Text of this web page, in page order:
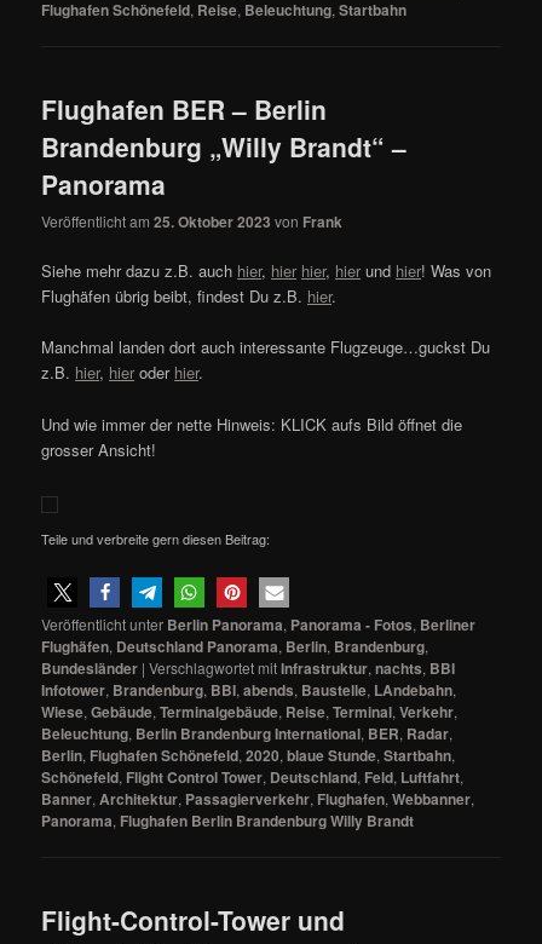
Flughafen Schönefeld, Reise, Beleuchtung,Startbahn
Flughafen BER – Berlin
Brandenburg „Willy Brandt“ –
Panorama
Veröffentlicht am25. Oktober 2023 von Frank
Siehe mehr dazu z.B. auch hier, hier hier, hier und hier! Was von
Flughäfen übrig beibt, findest Du z.B. hier.
Manchmal landen dort auch interessante Flugzeuge…guckst Du
z.B. hier, hier oder hier.
Und wie immer der nette Hinweis: KLICK aufs Bild öffnet die
grosser Ansicht!
Teile und verbreite gern diesen Beitrag:
Veröffentlicht unter Berlin Panorama, Panorama - Fotos, Berliner
Flughäfen, Deutschland Panorama, Berlin, Brandenburg,
Bundesländer |Verschlagwortet mitInfrastruktur,nachts, BBI
Infotower, Brandenburg, BBI,abends, Baustelle, LAndebahn,
Wiese,Gebäude,Terminalgebäude, Reise,Terminal,Verkehr,
Beleuchtung, Berlin Brandenburg International, BER, Radar,
Berlin, Flughafen Schönefeld,2020,blaue Stunde,Startbahn,
Schönefeld, Flight Control Tower, Deutschland, Feld, Luftfahrt,
Banner, Architektur, Passagierverkehr, Flughafen,Webbanner,
Panorama, Flughafen Berlin Brandenburg Willy Brandt
Flight-Control-Tower und